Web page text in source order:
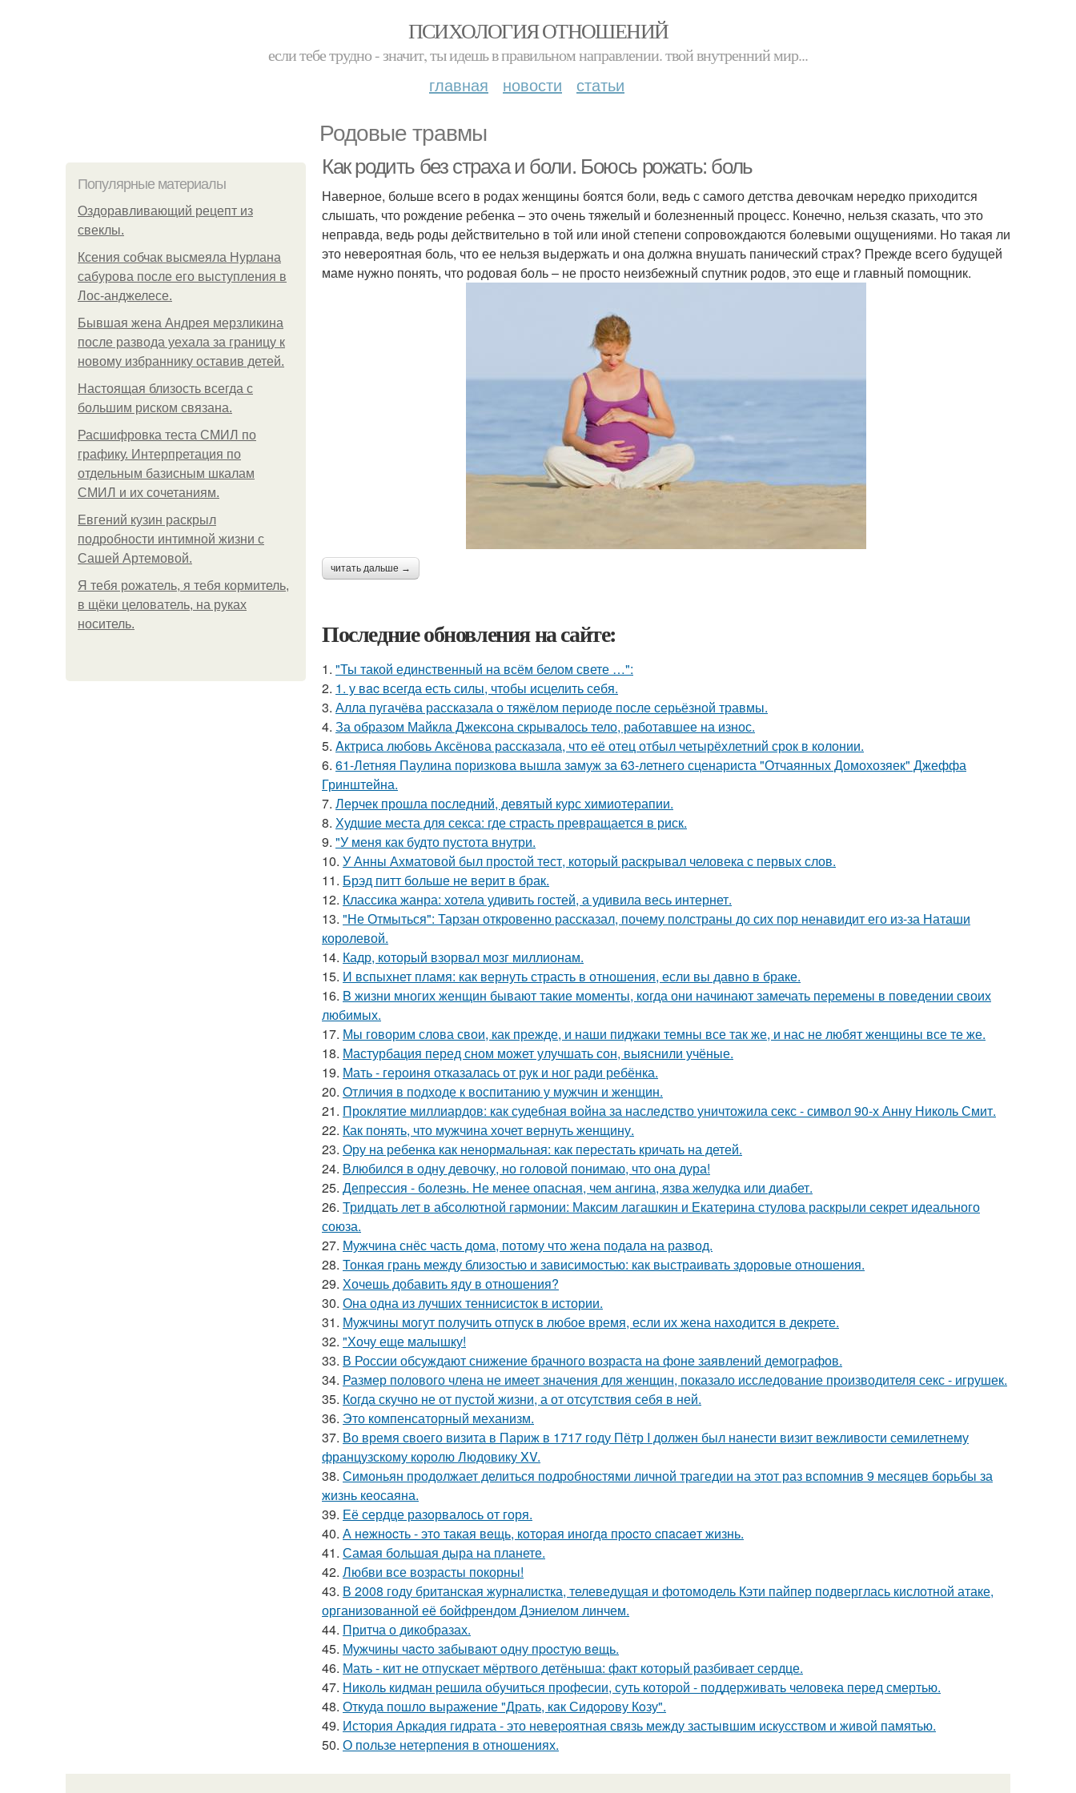
ПСИХОЛОГИЯ ОТНОШЕНИЙ
если тебе трудно - значит, ты идешь в правильном направлении. твой внутренний мир...
главная новости статьи
Родовые травмы
Популярные материалы
Оздоравливающий рецепт из
свеклы.
Ксения собчак высмеяла Нурлана
сабурова после его выступления в
Лос-анджелесе.
Бывшая жена Андрея мерзликина
после развода уехала за границу к
новому избраннику оставив детей.
Hacтоящая близость всегда с
большим риском связана.
Расшифровка теста СМИЛ по
графику. Интерпретация по
отдельным базисным шкалам
СМИЛ и их сочетаниям.
Евгений кузин раскрыл
подробности интимной жизни с
Сашей Артемовой.
Я тебя рожатель, я тебя кормитель,
в щёки целователь, на руках
носитель.
Как родить без страха и боли. Боюсь рожать: боль
Наверное, больше всего в родах женщины боятся боли, ведь с самого детства девочкам нередко приходится
слышать, что рождение ребенка – это очень тяжелый и болезненный процесс. Конечно, нельзя сказать, что это
неправда, ведь роды действительно в той или иной степени сопровождаются болевыми ощущениями. Но такая ли
это невероятная боль, что ее нельзя выдержать и она должна внушать панический страх? Прежде всего будущей
маме нужно понять, что родовая боль – не просто неизбежный спутник родов, это еще и главный помощник.
читать дальше →
Последние обновления на сайте:
1. "Ты такой единственный на всём белом свете …":
2. 1. у вac всегда есть силы, чтобы исцелить себя.
3. Алла пугачёва рассказала о тяжёлом периоде после серьёзной травмы.
4. За образом Майкла Джексона скрывалось тело, работавшее на износ.
5. Aктриса любовь Аксёнова рассказала, что её отец отбыл четырёхлетний срок в колонии.
6. 61-Летняя Паулина поризкова вышла замуж за 63-летнего сценариста "Отчаянных Домохозяек" Джеффа
Гринштейна.
7. Лерчек прошла последний, девятый курс химиотерапии.
8. Худшие места для секса: где страсть превращается в риск.
9. "У меня как будто пустота внутри.
10. У Анны Ахматовой был простой тест, который раскрывал человека с первых слов.
11. Брэд питт больше не верит в брак.
12. Классика жанра: хотела удивить гостей, а удивила весь интернет.
13. "Не Отмыться": Тарзан откровенно рассказал, почему полстраны до сих пор ненавидит его из-за Наташи
королевой.
14. Кадр, который взорвал мозг миллионам.
15. И вспыхнет пламя: как вернуть страсть в отношения, если вы давно в браке.
16. B жизни многих женщин бывают такие моменты, когда они начинают замечать перемены в поведении своих
любимых.
17. Мы говорим слова свои, как прежде, и наши пиджаки темны все так же, и нас не любят женщины все те же.
18. Мастурбация перед сном может улучшать сон, выяснили учёные.
19. Мать - героиня отказалась от рук и ног ради ребёнка.
20. Oтличия в подходе к воспитанию у мужчин и женщин.
21. Проклятие миллиардов: как судебная война за наследство уничтожила секс - символ 90-х Анну Николь Смит.
22. Как понять, что мужчина хочет вернуть женщину.
23. Ору на ребенка как ненормальная: как перестать кричать на детей.
24. Влюбился в одну девочку, но головой понимаю, что она дура!
25. Депрессия - болезнь. Не менее опасная, чем ангина, язва желудка или диабет.
26. Тридцать лет в абсолютной гармонии: Максим лагашкин и Екатерина стулова раскрыли секрет идеального
союза.
27. Мужчина снёс часть дома, потому что жена подала на развод.
28. Тонкая грань между близостью и зависимостью: как выстраивать здоровые отношения.
29. Хочешь добавить яду в отношения?
30. Она одна из лучших теннисисток в истории.
31. Мужчины могут получить отпуск в любое время, если их жена находится в декрете.
32. "Хочу еще малышку!
33. В России обсуждают снижение брачного возраста на фоне заявлений демографов.
34. Размер полового члена не имеет значения для женщин, показало исследование производителя секс - игрушек.
35. Когда скучно не от пустой жизни, а от отсутствия себя в ней.
36. Это компенсаторный механизм.
37. Во время своего визита в Париж в 1717 году Пётр I должен был нанести визит вежливости семилетнему
французскому королю Людовику XV.
38. Симоньян продолжает делиться подробностями личной трагедии на этот раз вспомнив 9 месяцев борьбы за
жизнь кеосаяна.
39. Её сердце разорвалось от горя.
40. А нeжнocть - этo такая вeщь, кoтopaя инoгдa пpocтo cпacaeт жизнь.
41. Самая большая дыра на планете.
42. Любви все возрасты покорны!
43. В 2008 году британская журналистка, телеведущая и фотомодель Кэти пайпер подверглась кислотной атаке,
организованной её бойфрендом Дэниелом линчем.
44. Притча о дикобразах.
45. Мужчины чacтo зaбывaют oдну пpocтую вeщь.
46. Мать - кит не отпускает мёртвого детёныша: факт который разбивает сердце.
47. Николь кидман решила обучиться професии, суть которой - поддерживать человека перед смертью.
48. Откуда пошло выражение "Драть, кaк Сидopoву Кoзу".
49. История Аркадия гидрата - это невероятная связь между застывшим искусством и живой памятью.
50. О пользе нетерпения в отношениях.